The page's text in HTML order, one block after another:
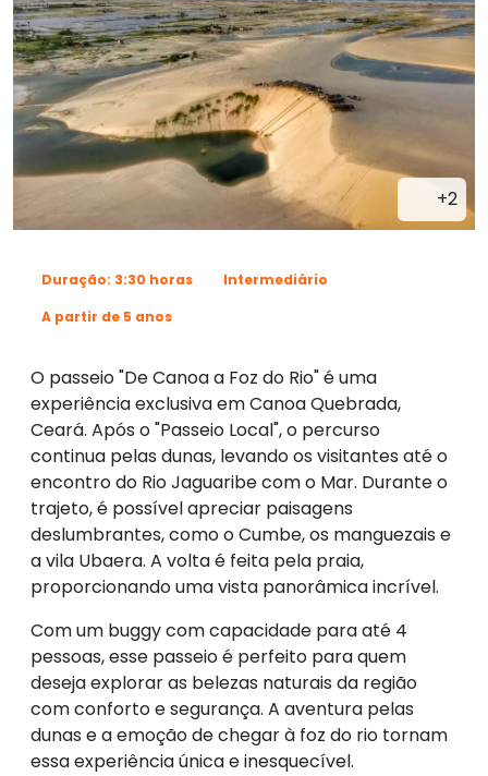
+2
Duração: 3:30 horas
Intermediário
A partir de 5 anos
O passeio "De Canoa a Foz do Rio" é uma
experiência exclusiva em Canoa Quebrada,
Ceará. Após o "Passeio Local", o percurso
continua pelas dunas, levando os visitantes até o
encontro do Rio Jaguaribe com o Mar. Durante o
trajeto, é possível apreciar paisagens
deslumbrantes, como o Cumbe, os manguezais e
a vila Ubaera. A volta é feita pela praia,
proporcionando uma vista panorâmica incrível.
Com um buggy com capacidade para até 4
pessoas, esse passeio é perfeito para quem
deseja explorar as belezas naturais da região
com conforto e segurança. A aventura pelas
dunas e a emoção de chegar à foz do rio tornam
essa experiência única e inesquecível.